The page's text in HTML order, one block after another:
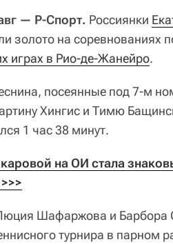
— Р-Спорт. Россиянки
золото на соревнованиях
играх в Рио-де-Жанейро.
посеянные под 7-м
Хингис и Тимю
1 час 38 минут.
на ОИ стала
Шафаржова и Барбора
турнира в парном